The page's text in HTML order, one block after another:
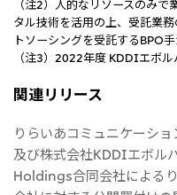
（注2）人的なリソースのみ
タル技術を活用の上、受託業
トソーシングを受託するBPO
（注3）2022年度 KDDIエボ
関連リリース
りらいあコミュニケーシ
及び株式会社KDDIエボル
Holdings合同会社による